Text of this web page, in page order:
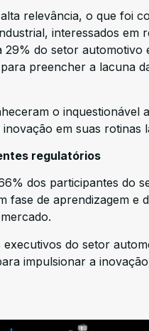
relevância, o que foi
interessados em
do setor automotivo
preencher a lacuna
o inquestionável
em suas rotinas
regulatórios
dos participantes do
fase de aprendizagem e
do setor
impulsionar a